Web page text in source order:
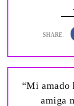
“Mi amado
amiga